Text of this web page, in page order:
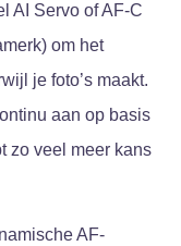
AI Servo of AF-C
om het
je foto’s maakt.
aan op basis
zo veel meer kans
AF-